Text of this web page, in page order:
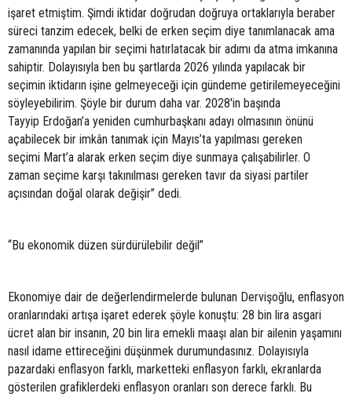
işaret etmiştim. Şimdi iktidar doğrudan doğruya ortaklarıyla beraber
süreci tanzim edecek, belki de erken seçim diye tanımlanacak ama
zamanında yapılan bir seçimi hatırlatacak bir adımı da atma imkanına
sahiptir. Dolayısıyla ben bu şartlarda 2026 yılında yapılacak bir
seçimin iktidarın işine gelmeyeceği için gündeme getirilemeyeceğini
söyleyebilirim. Şöyle bir durum daha var. 2028'in başında
Tayyip Erdoğan’a yeniden cumhurbaşkanı adayı olmasının önünü
açabilecek bir imkân tanımak için Mayıs’ta yapılması gereken
seçimi Mart’a alarak erken seçim diye sunmaya çalışabilirler. O
zaman seçime karşı takınılması gereken tavır da siyasi partiler
açısından doğal olarak değişir” dedi.
“Bu ekonomik düzen sürdürülebilir değil”
Ekonomiye dair de değerlendirmelerde bulunan Dervişoğlu, enflasyon
oranlarındaki artışa işaret ederek şöyle konuştu: 28 bin lira asgari
ücret alan bir insanın, 20 bin lira emekli maaşı alan bir ailenin yaşamını
nasıl idame ettireceğini düşünmek durumundasınız. Dolayısıyla
pazardaki enflasyon farklı, marketteki enflasyon farklı, ekranlarda
gösterilen grafiklerdeki enflasyon oranları son derece farklı. Bu